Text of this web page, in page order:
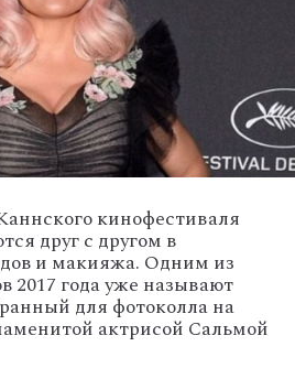
кинофестиваля
друг с другом в
и макияжа. Одним из
2017 года уже называют
для фотоколла на
актрисой Сальмой